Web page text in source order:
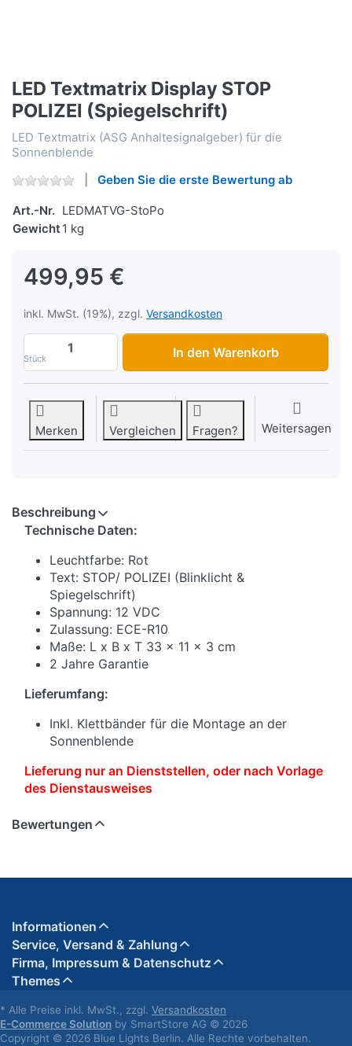
LED Textmatrix Display STOP
POLIZEI (Spiegelschrift)
LED Textmatrix (ASG Anhaltesignalgeber) für die
Sonnenblende
Geben Sie die erste Bewertung ab
Art.-Nr. LEDMATVG-StoPo
Gewicht 1 kg
499,95 €
inkl. MwSt. (19%), zzgl. Versandkosten
Stück
LED Textmatrix Display STOP POLIZEI
In den Warenkorb
Merken Vergleichen Fragen? Weitersagen
Beschreibung
Technische Daten:
Leuchtfarbe: Rot
Text: STOP/ POLIZEI (Blinklicht &
Spiegelschrift)
Spannung: 12 VDC
Zulassung: ECE-R10
Maße: L x B x T 33 x 11 x 3 cm
2 Jahre Garantie
Lieferumfang:
Inkl. Klettbänder für die Montage an der
Sonnenblende
Lieferung nur an Dienststellen, oder nach Vorlage
des Dienstausweises
Bewertungen
Informationen
Service, Versand & Zahlung
Firma, Impressum & Datenschutz
Themes
* Alle Preise inkl. MwSt., zzgl. Versandkosten
E-Commerce Solution by SmartStore AG © 2026
Copyright © 2026 Blue Lights Berlin. Alle Rechte vorbehalten.